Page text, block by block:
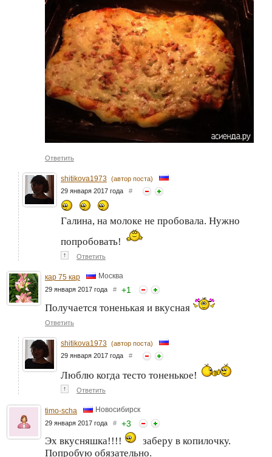
Ответить
shitikova1973 (автор поста)
29 января 2017 года #
Галина, на молоке не пробовала. Нужно
попробовать!
↑ Ответить
кар 75 кар Москва
29 января 2017 года # +1
Получается тоненькая и вкусная
Ответить
shitikova1973 (автор поста)
29 января 2017 года #
Люблю когда тесто тоненькое!
↑ Ответить
timo-scha Новосибирск
29 января 2017 года # +3
Эх вкусняшка!!!!
заберу в копилочку.
Попробую обязательно.